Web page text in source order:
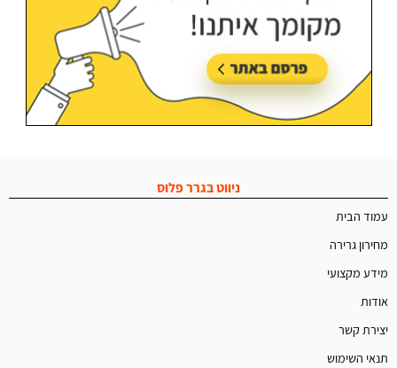
ניווט בגרר פלוס
עמוד הבית
מחירון גרירה
מידע מקצועי
אודות
יצירת קשר
תנאי השימוש